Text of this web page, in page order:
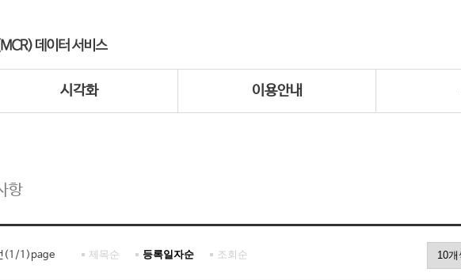
시각화 이용안내
항
(1 /1 )page 제목순 등록일자순 조회순